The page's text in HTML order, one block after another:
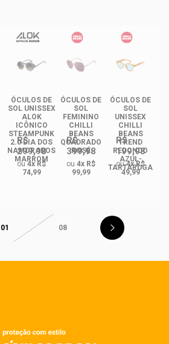
ÓCULOS DE
SOL UNISSEX
ALOK
ICÔNICO
STEAMPUNK
2.0 DIA DOS
NAMORADOS
MARROM
R$
299,98
ou4x R$
74,99
ÓCULOS DE
SOL
FEMININO
CHILLI
BEANS
QUADRADO
ROSÉ
R$
399,98
ou 4x R$
99,99
ÓCULOS DE
SOL
UNISSEX
CHILLI
BEANS
TREND
REDONDO
AZUL-
TARTARUGA
R$
199,98
ou4x R$
49,99
01 08